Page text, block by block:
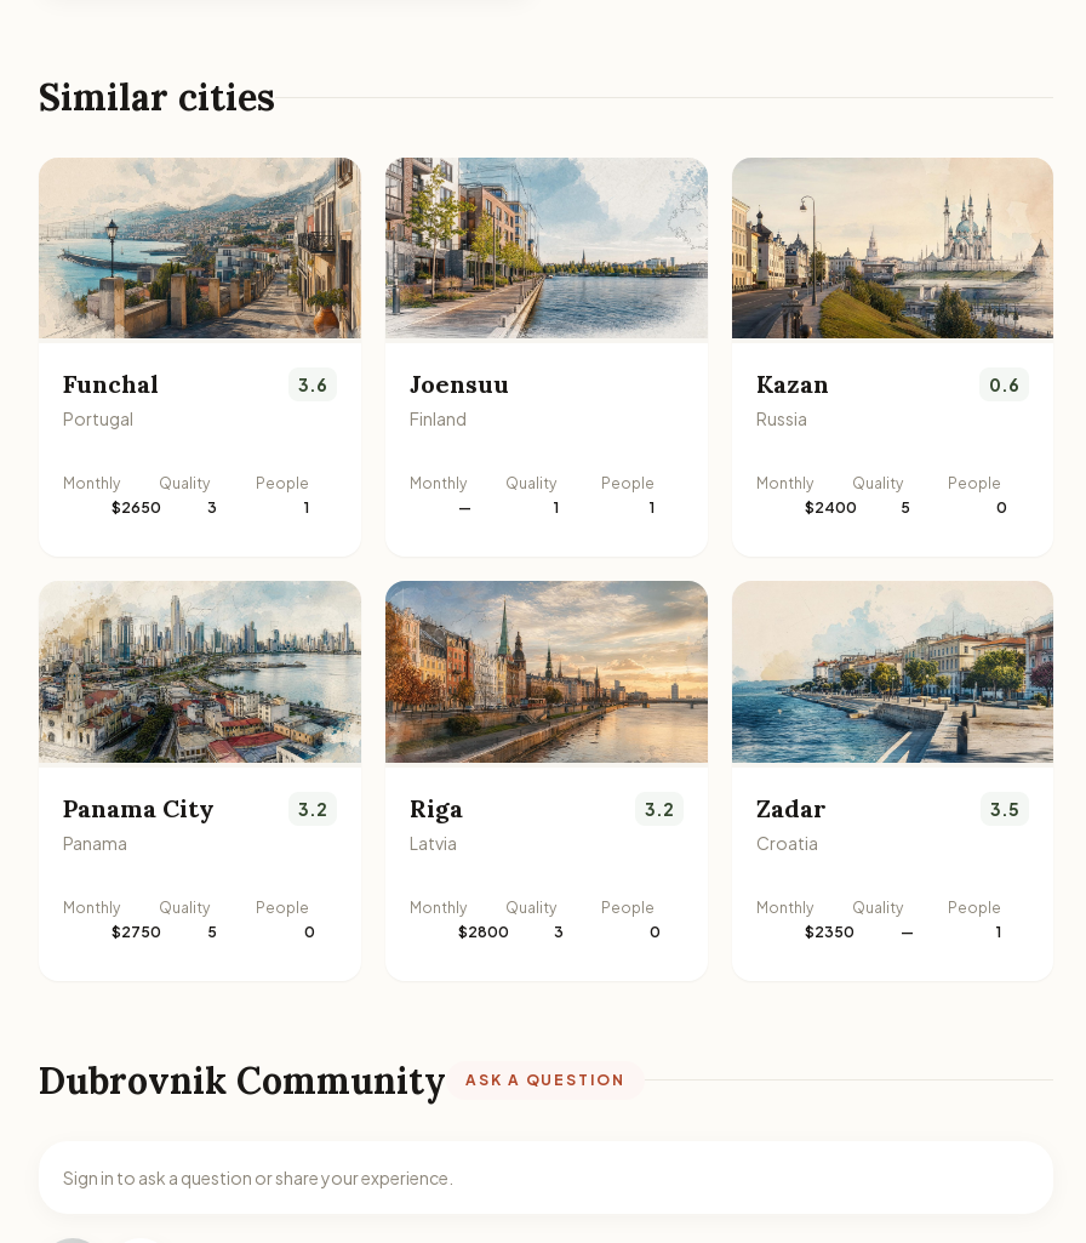
Similar cities
Funchal
Portugal
3.6
Monthly
$2650
Quality
3
People
1
Joensuu
Finland
Monthly
—
Quality
1
People
1
Kazan
Russia
0.6
Monthly
$2400
Quality
5
People
0
Panama City
Panama
3.2
Monthly
$2750
Quality
5
People
0
Riga
Latvia
3.2
Monthly
$2800
Quality
3
People
0
Zadar
Croatia
3.5
Monthly
$2350
Quality
—
People
1
Dubrovnik Community ASK A QUESTION
Sign in to ask a question or share your experience.